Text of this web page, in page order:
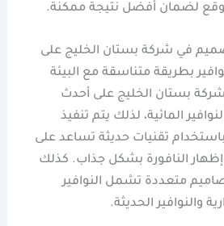
لضمان أفضل نتيجة ممكنة.
في شركة بستان الخليج على
بطريقة متناسقة مع البيئة
بستان الخليج على أحدث
المائية، لذلك يتم تنفيذ
تقنيات حديثة تساعد على
النافورة بشكل جذاب. كذلك
متعددة تشمل النوافير
والنوافير الحديثة.